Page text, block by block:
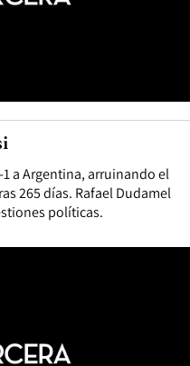
a Argentina, arruinando el
265 días. Rafael Dudamel
políticas.